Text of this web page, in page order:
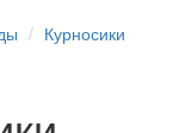
Курносики